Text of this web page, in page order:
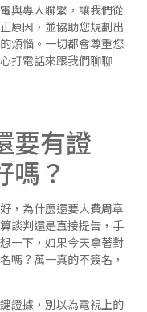
專人聯繫，讓我們從
原因，並協助您規劃出
煩惱。一切都會尊重您
打電話來跟我們聊聊
要有證
嗎？
為什麼還要大費周章
談判還是直接提告，手
一下，如果今天拿著對
嗎？萬一真的不簽名，
證據，別以為電視上的